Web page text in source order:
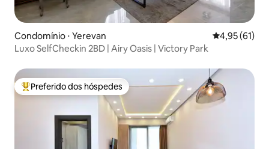
Condomínio ⋅ Yerevan 4,95 de uma
4,95 (61)
Luxo SelfCheckin 2BD | Airy Oasis | Victory Park
Entre os melhores preferidos dos hóspedes
Preferido dos hóspedes